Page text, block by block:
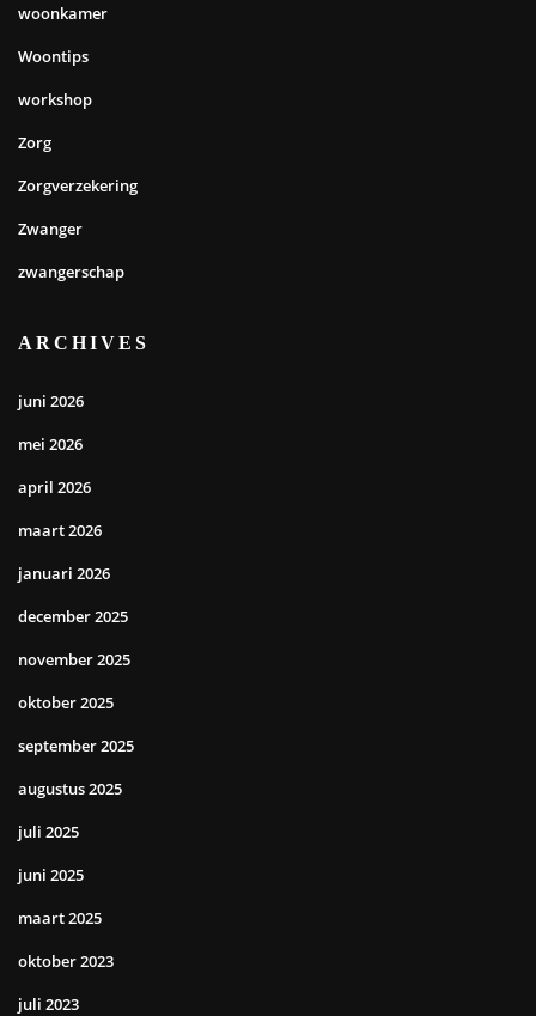
woonkamer
Woontips
workshop
Zorg
Zorgverzekering
Zwanger
zwangerschap
ARCHIVES
juni 2026
mei 2026
april 2026
maart 2026
januari 2026
december 2025
november 2025
oktober 2025
september 2025
augustus 2025
juli 2025
juni 2025
maart 2025
oktober 2023
juli 2023